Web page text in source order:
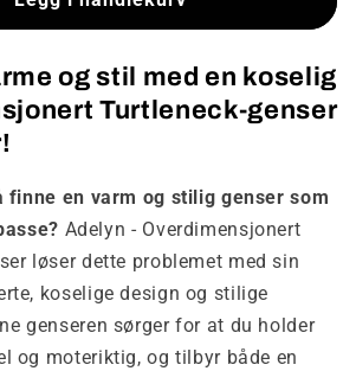
-
rullekrage
genser
og stil med en koselig
Turtleneck-genser
finne en varm og stilig genser som
Adelyn - Overdimensjonert
løser dette problemet med sin
koselige design og stilige
genseren sørger for at du holder
og moteriktig, og tilbyr både en